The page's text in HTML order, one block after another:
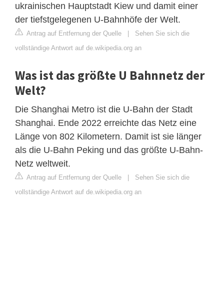
ukrainischen Hauptstadt Kiew und damit einer
der tiefstgelegenen U-Bahnhöfe der Welt.
Antrag auf Entfernung der Quelle | Sehen Sie sich die
vollständige Antwort auf de.wikipedia.org an
Was ist das größte U Bahnnetz der
Welt?
Die Shanghai Metro ist die U-Bahn der Stadt
Shanghai. Ende 2022 erreichte das Netz eine
Länge von 802 Kilometern. Damit ist sie länger
als die U-Bahn Peking und das größte U-Bahn-
Netz weltweit.
Antrag auf Entfernung der Quelle | Sehen Sie sich die
vollständige Antwort auf de.wikipedia.org an